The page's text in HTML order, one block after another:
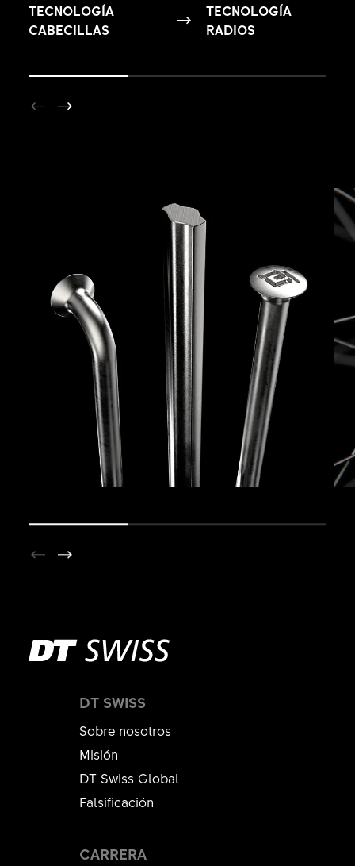
TECNOLOGÍA
CABECILLAS
TECNOLOGÍA
RADIOS
DT SWISS
Sobre nosotros
Misión
DT Swiss Global
Falsificación
CARRERA